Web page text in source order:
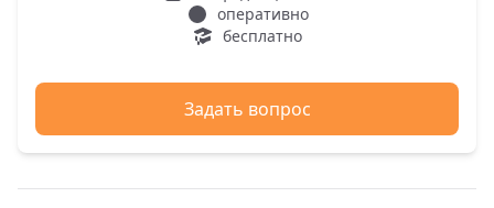
оперативно
бесплатно
Задать вопрос